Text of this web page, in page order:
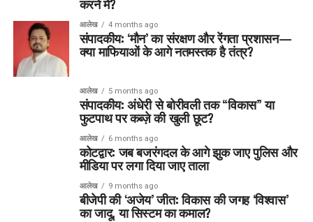
आलेख 4 months ago
संपादकीय: ‘मौन’ का संरक्षण और रेंगता प्रशासन—
क्या माफियाओं के आगे नतमस्तक है तंत्र?
आलेख 5 months ago
संपादकीय: अंधेरी से बोरीवली तक “विकास” या
फुटपाथ पर कब्ज़े की खुली छूट?
आलेख 6 months ago
कोटद्वार: जब बजरंगदल के आगे झुक जाए पुलिस और
मीडिया पर लगा दिया जाए ताला
आलेख 9 months ago
बीजेपी की ‘अजेय’ जीत: विकास की जगह ‘विश्वास’
का जादू, या सिस्टम का कमाल?